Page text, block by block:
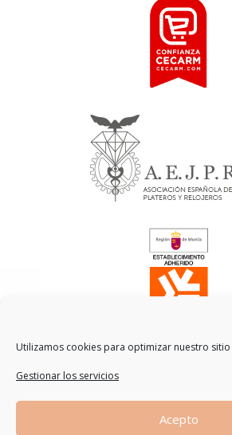
Utilizamos cookies para optimizar nuestro
Gestionar los servicios
Acepto